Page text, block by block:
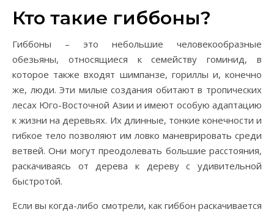
Кто такие гиббоны?
Гиббоны – это небольшие человекообразные
обезьяны, относящиеся к семейству гоминид, в
которое также входят шимпанзе, гориллы и, конечно
же, люди. Эти милые создания обитают в тропических
лесах Юго-Восточной Азии и имеют особую адаптацию
к жизни на деревьях. Их длинные, тонкие конечности и
гибкое тело позволяют им ловко маневрировать среди
ветвей. Они могут преодолевать большие расстояния,
раскачиваясь от дерева к дереву с удивительной
быстротой.
Если вы когда-либо смотрели, как гиббон раскачивается